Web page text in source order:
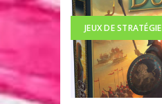
JEUX DE STRATÉGIE